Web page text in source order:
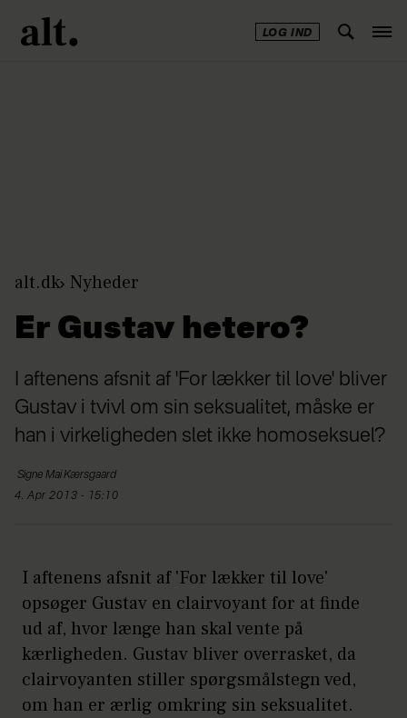
LOG IND
alt.dk Nyheder
Er Gustav hetero?
I aftenens afsnit af 'For lækker til love' bliver
Gustav i tvivl om sin seksualitet, måske er
han i virkeligheden slet ikke homoseksuel?
Signe Mai Kærsgaard
4. Apr 2013 - 15:10
I aftenens afsnit af 'For lækker til love'
opsøger Gustav en clairvoyant for at finde
ud af, hvor længe han skal vente på
kærligheden. Gustav bliver overrasket, da
clairvoyanten stiller spørgsmålstegn ved,
om han er ærlig omkring sin seksualitet.